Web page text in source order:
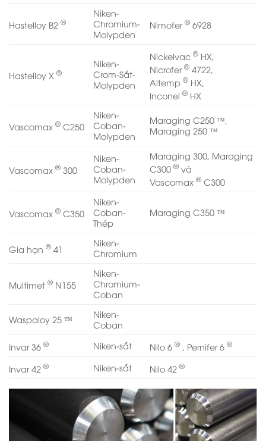
Hastelloy B2 ®
Niken-
Chromium-
Molypden
Nimofer® 6928
Hastelloy X ®
Niken-
Crom-Sắt-
Molypden
Nickelvac® HX,
Nicrofer® 4722,
Altemp® HX,
Inconel® HX
Vascomax ® C250
Niken-
Coban-
Molypden
Maraging C250 ™,
Maraging 250 ™
Vascomax ® 300
Niken-
Coban-
Molypden
Maraging 300, Maraging
C300® và
Vascomax® C300
Vascomax ® C350
Niken-
Coban-
Thép
Maraging C350 ™
Gia hạn ® 41
Niken-
Chromium
Multimet ® N155
Niken-
Chromium-
Coban
Waspaloy 25 ™
Niken-
Coban
Invar 36 ® Niken-sắt Nilo 6® , Pernifer 6®
Invar 42 ® Niken-sắt Nilo 42®